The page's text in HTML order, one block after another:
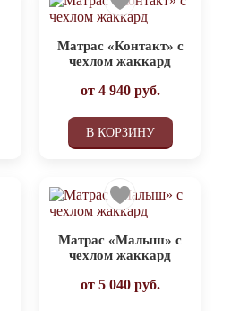
Матрас «Контакт» с
чехлом жаккард
от 4 940руб.
В КОРЗИНУ
Матрас «Малыш» с
чехлом жаккард
от 5 040руб.